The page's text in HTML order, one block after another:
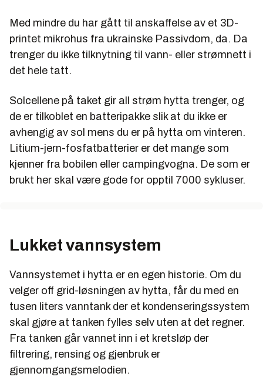
Med mindre du har gått til anskaffelse av et 3D-
printet mikrohus fra ukrainske Passivdom, da. Da
trenger du ikke tilknytning til vann- eller strømnett i
det hele tatt.
Solcellene på taket gir all strøm hytta trenger, og
de er tilkoblet en batteripakke slik at du ikke er
avhengig av sol mens du er på hytta om vinteren.
Litium-jern-fosfatbatterier er det mange som
kjenner fra bobilen eller campingvogna. De som er
brukt her skal være gode for opptil 7000 sykluser.
Lukket vannsystem
Vannsystemet i hytta er en egen historie. Om du
velger off grid-løsningen av hytta, får du med en
tusen liters vanntank der et kondenseringssystem
skal gjøre at tanken fylles selv uten at det regner.
Fra tanken går vannet inn i et kretsløp der
filtrering, rensing og gjenbruk er
gjennomgangsmelodien.